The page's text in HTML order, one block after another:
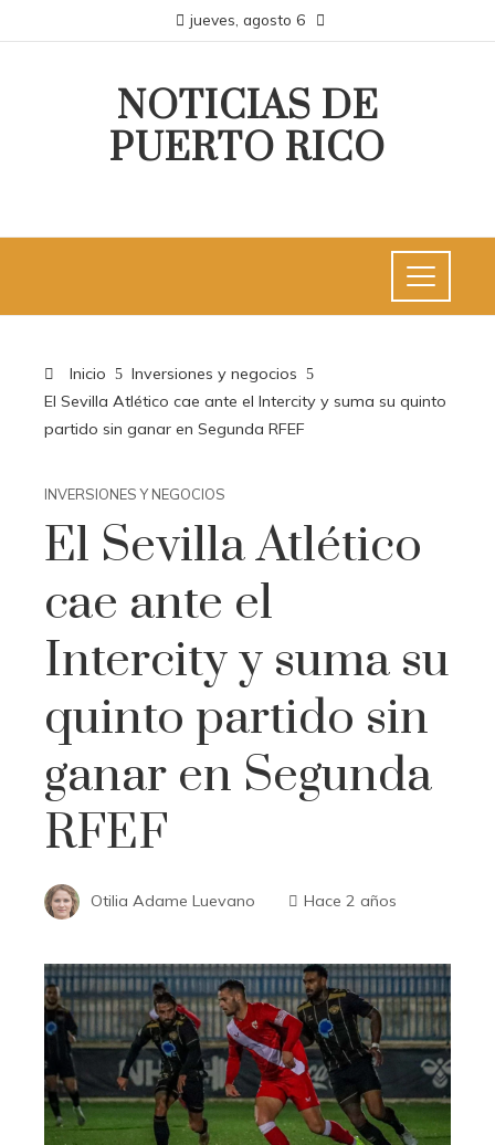
jueves, agosto 6
NOTICIAS DE
PUERTO RICO
Inicio
Inversiones y negocios
El Sevilla Atlético cae ante el Intercity y suma su quinto
partido sin ganar en Segunda RFEF
INVERSIONES Y NEGOCIOS
El Sevilla Atlético
cae ante el
Intercity y suma su
quinto partido sin
ganar en Segunda
RFEF
Otilia Adame Luevano Hace 2 años